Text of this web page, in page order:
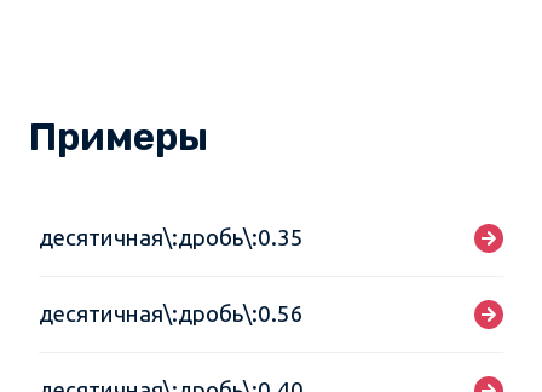
Примеры
десятичная\:дробь\:0.35
десятичная\:дробь\:0.56